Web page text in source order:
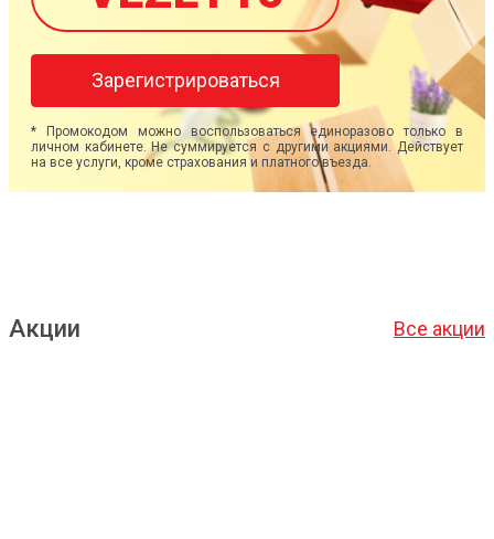
Зарегистрироваться
* Промокодом можно воспользоваться единоразово только в
личном кабинете. Не суммируется с другими акциями. Действует
на все услуги, кроме страхования и платного въезда.
Акции Все акции